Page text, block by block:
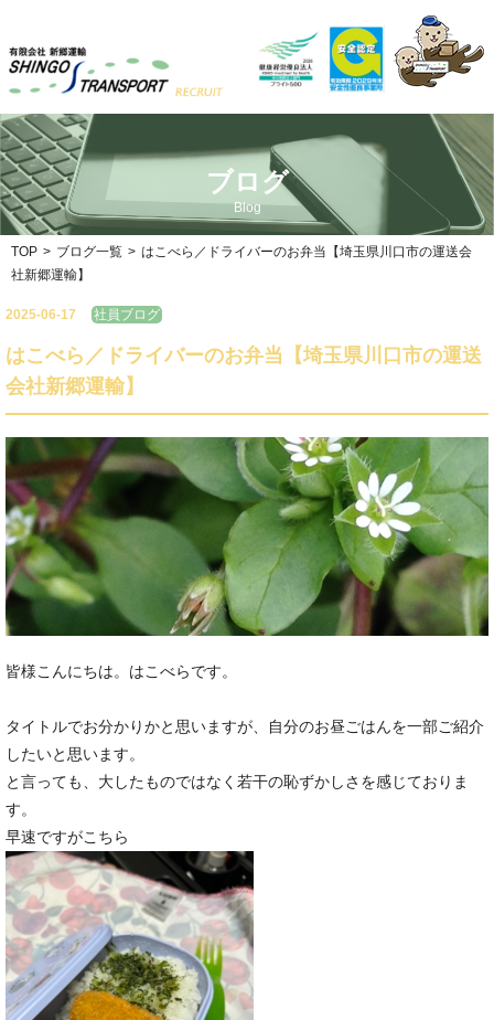
ブログ
Blog
TOP > ブログ一覧 > はこべら／ドライバーのお弁当【埼玉県川口市の運送会
社新郷運輸】
2025-06-17 社員ブログ
はこべら／ドライバーのお弁当【埼玉県川口市の運送
会社新郷運輸】
皆様こんにちは。はこべらです。
タイトルでお分かりかと思いますが、自分のお昼ごはんを一部ご紹介
したいと思います。
と言っても、大したものではなく若干の恥ずかしさを感じておりま
す。
早速ですがこちら